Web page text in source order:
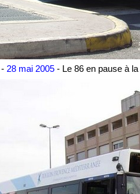
- 28 mai 2005 - Le 86 en pause à